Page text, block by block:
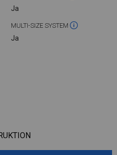
Ja
MULTI-SIZE SYSTEM
Ja